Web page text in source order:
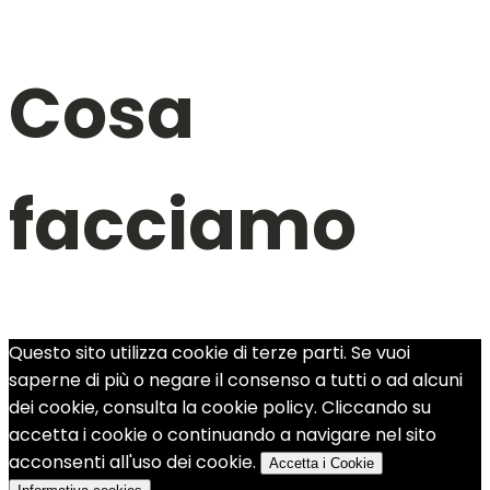
Cosa
facciamo
Questo sito utilizza cookie di terze parti. Se vuoi
saperne di più o negare il consenso a tutti o ad alcuni
dei cookie, consulta la cookie policy. Cliccando su
accetta i cookie o continuando a navigare nel sito
acconsenti all'uso dei cookie.
Accetta i Cookie